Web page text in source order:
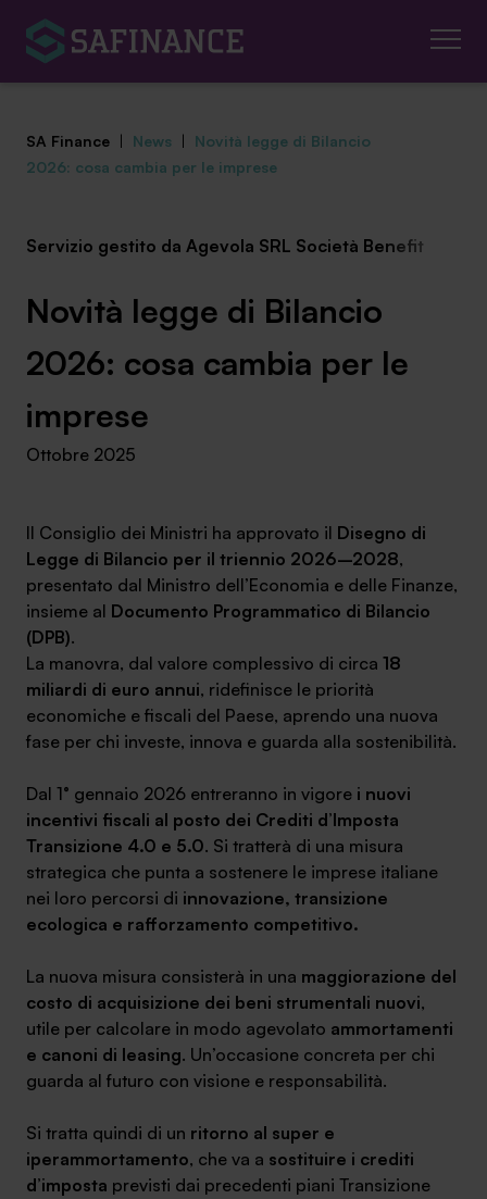
Mediazione Creditizia
Finanza Agevolata
Centro studi
Chi siamo
Contatti
Lavora con noi
+030.3540104
info@safinance.it
all'Oam n.M336
SA Finance | News | Novità legge di Bilancio
2026: cosa cambia per le imprese
Servizio gestito da Agevola SRL Società Benefit
Novità legge di Bilancio
2026: cosa cambia per le
imprese
Ottobre 2025
Il Consiglio dei Ministri ha approvato il Disegno di
Legge di Bilancio per il triennio 2026–2028,
presentato dal Ministro dell’Economia e delle Finanze,
insieme al Documento Programmatico di Bilancio
(DPB).
La manovra, dal valore complessivo di circa 18
miliardi di euro annui, ridefinisce le priorità
economiche e fiscali del Paese, aprendo una nuova
fase per chi investe, innova e guarda alla sostenibilità.
Dal 1° gennaio 2026 entreranno in vigore i nuovi
incentivi fiscali al posto dei Crediti d’Imposta
Transizione 4.0 e 5.0. Si tratterà di una misura
strategica che punta a sostenere le imprese italiane
nei loro percorsi di innovazione, transizione
ecologica e rafforzamento competitivo.
La nuova misura consisterà in una maggiorazione del
costo di acquisizione dei beni strumentali nuovi,
utile per calcolare in modo agevolato ammortamenti
e canoni di leasing. Un’occasione concreta per chi
guarda al futuro con visione e responsabilità.
Si tratta quindi di un ritorno al super e
iperammortamento, che va a sostituire i crediti
d’imposta previsti dai precedenti piani Transizione